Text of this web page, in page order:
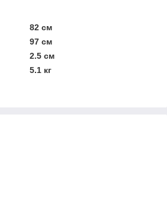
82 см
97 см
2.5 см
5.1 кг